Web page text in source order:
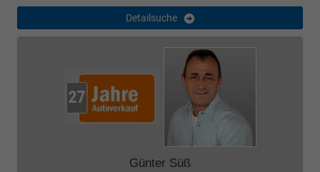
Detailsuche
Günter Süß